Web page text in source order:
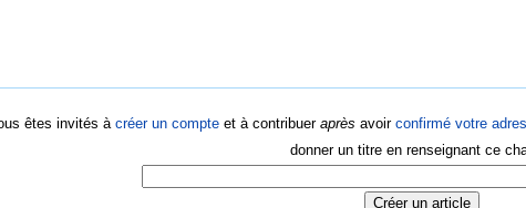
êtes invités à créer un compte et à contribuer après avoir confirmé votre
donner un titre en renseignant ce